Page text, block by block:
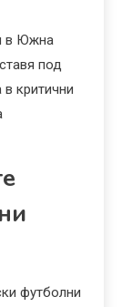
в Южна
под
критични
футболни